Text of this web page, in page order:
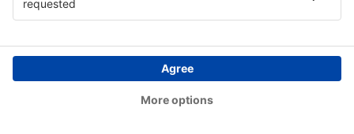
Copyright © eSky.nl. Alle rechten voorbehouden.